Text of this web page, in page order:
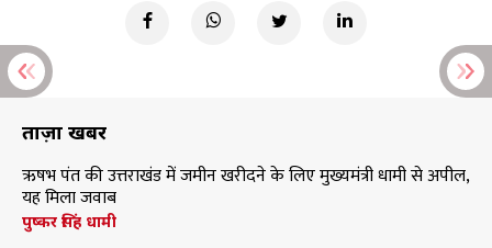
ताज़ा खबरें
ऋषभ पंत की उत्तराखंड में जमीन खरीदने के लिए मुख्यमंत्री धामी से अपील,
यह मिला जवाब
पुष्कर सिंह धामी